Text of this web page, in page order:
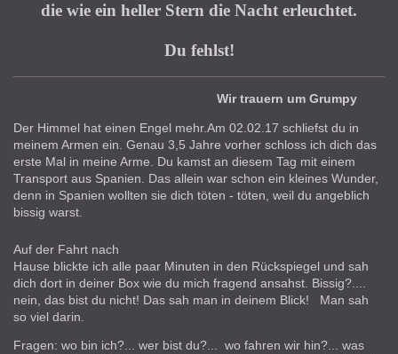
die wie ein heller Stern die Nacht erleuchtet.
Du fehlst!
Wir trauern um Grumpy
Der Himmel hat einen Engel mehr.Am 02.02.17 schliefst du in
meinem Armen ein. Genau 3,5 Jahre vorher schloss ich dich das
erste Mal in meine Arme. Du kamst an diesem Tag mit einem
Transport aus Spanien. Das allein war schon ein kleines Wunder,
denn in Spanien wollten sie dich töten - töten, weil du angeblich
bissig warst.
Auf der Fahrt nach
Hause blickte ich alle paar Minuten in den Rückspiegel und sah
dich dort in deiner Box wie du mich fragend ansahst. Bissig?....
nein, das bist du nicht! Das sah man in deinem Blick! Man sah
so viel darin.
Fragen: wo bin ich?... wer bist du?... wo fahren wir hin?... was